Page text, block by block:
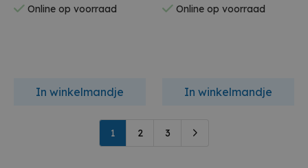
Online op voorraad
In winkelmandje
Online op voorraad
In winkelmandje
1 2 3